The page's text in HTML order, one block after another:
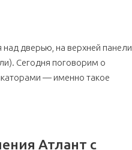
дверью, на верхней панели
Сегодня поговорим о
— именно такое
Атлант с